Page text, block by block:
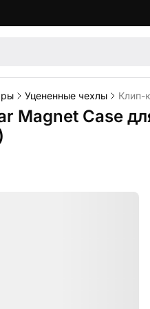
Уцененные чехлы Клип-
Magnet Case